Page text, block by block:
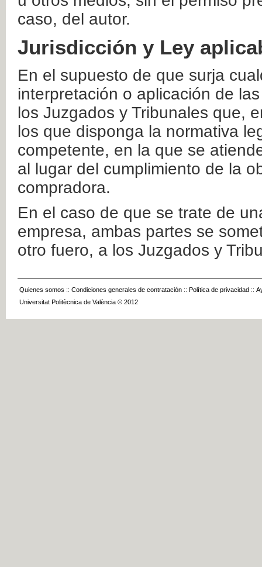
caso, del autor.
Jurisdicción y Ley
En el supuesto de que surja
interpretación o aplicación de
los Juzgados y Tribunales que,
los que disponga la normativa
competente, en la que se
al lugar del cumplimiento de la
compradora.
En el caso de que se trate de
empresa, ambas partes se
otro fuero, a los Juzgados y
Quienes somos :: Condiciones generales de contratación :: Política de privacidad ::
Universitat Politècnica de València © 2012